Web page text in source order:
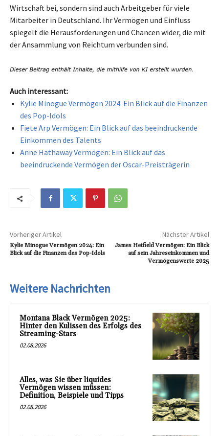
Wirtschaft bei, sondern sind auch Arbeitgeber für viele
Mitarbeiter in Deutschland. Ihr Vermögen und Einfluss
spiegelt die Herausforderungen und Chancen wider, die mit
der Ansammlung von Reichtum verbunden sind.
Auch interessant:
Kylie Minogue Vermögen 2024: Ein Blick auf die Finanzen
des Pop-Idols
Fiete Arp Vermögen: Ein Blick auf das beeindruckende
Einkommen des Talents
Anne Hathaway Vermögen: Ein Blick auf das
beeindruckende Vermögen der Oscar-Preisträgerin
Vorheriger Artikel
Kylie Minogue Vermögen 2024: Ein
Blick auf die Finanzen des Pop-Idols
Nächster Artikel
James Hetfield Vermögen: Ein Blick
auf sein Jahreseinkommen und
Vermögenswerte 2025
Weitere Nachrichten
Montana Black Vermögen 2025:
Hinter den Kulissen des Erfolgs des
Streaming-Stars
02.08.2026
Alles, was Sie über liquides
Vermögen wissen müssen:
Definition, Beispiele und Tipps
02.08.2026